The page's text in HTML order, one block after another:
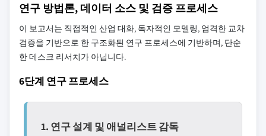
연구 방법론, 데이터 소스 및 검증 프로세스
이 보고서는 직접적인 산업 대화, 독자적인 모델링, 엄격한 교차
검증을 기반으로 한 구조화된 연구 프로세스에 기반하며, 단순
한 데스크 리서치가 아닙니다.
6단계 연구 프로세스
1. 연구 설계 및 애널리스트 감독